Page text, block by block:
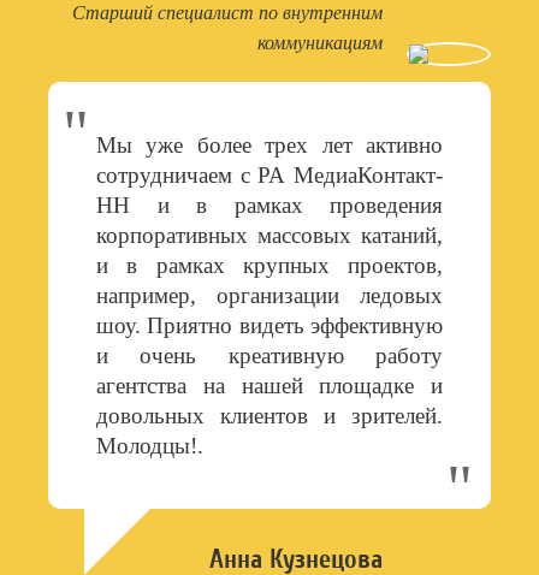
Старший специалист по внутренним
коммуникациям
Мы уже более трех лет активно
сотрудничаем с РА МедиаКонтакт-
НН и в рамках проведения
корпоративных массовых катаний,
и в рамках крупных проектов,
например, организации ледовых
шоу. Приятно видеть эффективную
и очень креативную работу
агентства на нашей площадке и
довольных клиентов и зрителей.
Молодцы!.
Анна Кузнецова